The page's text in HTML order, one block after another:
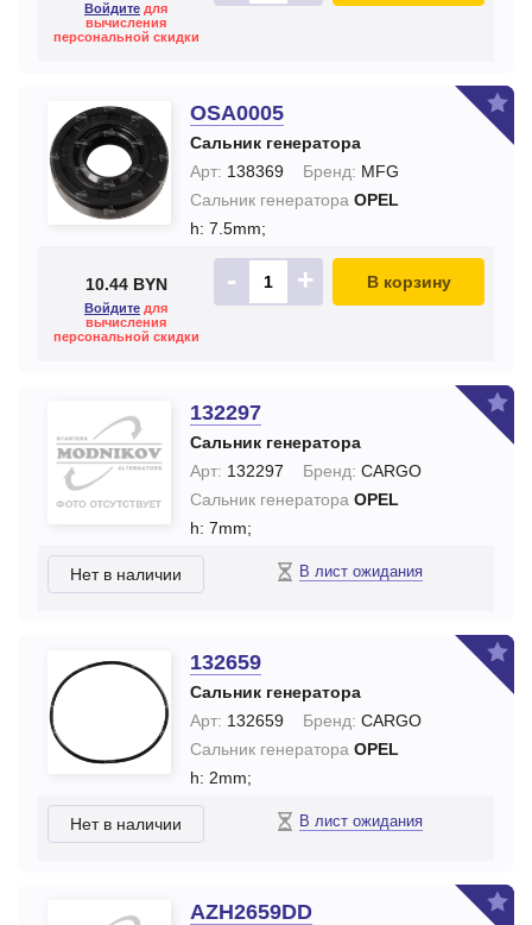
Войдите для
вычисления
персональной скидки
OSA0005
Сальник генератора
Арт: 138369 Бренд: MFG
Сальник генератора OPEL
h: 7.5mm;
10.44 BYN
Войдите для
вычисления
персональной скидки
- + В корзину
132297
Сальник генератора
Арт: 132297 Бренд: CARGO
Сальник генератора OPEL
h: 7mm;
Нет в наличии В лист ожидания
132659
Сальник генератора
Арт: 132659 Бренд: CARGO
Сальник генератора OPEL
h: 2mm;
Нет в наличии В лист ожидания
AZH2659DD